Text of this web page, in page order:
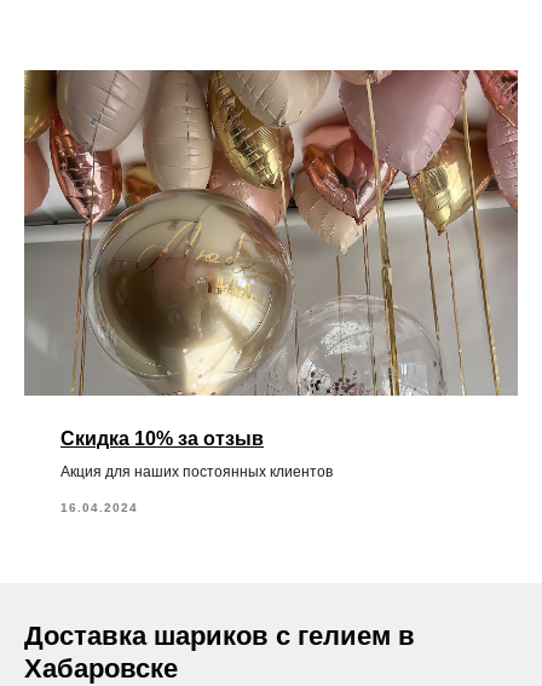
Скидка 10% за отзыв
Акция для наших постоянных клиентов
16.04.2024
Доставка шариков с гелием в
Хабаровске